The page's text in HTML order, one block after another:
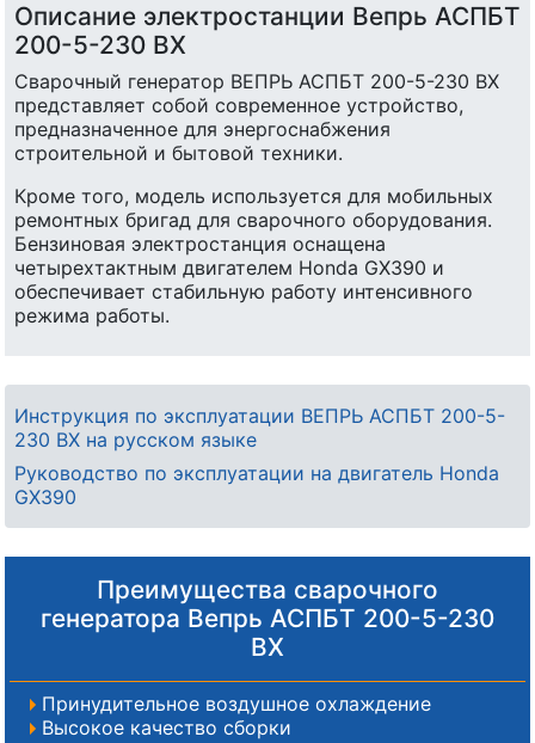
Описание электростанции Вепрь АСПБТ
200-5-230 ВХ
Сварочный генератор ВЕПРЬ АСПБТ 200-5-230 ВХ
представляет собой современное устройство,
предназначенное для энергоснабжения
строительной и бытовой техники.
Кроме того, модель используется для мобильных
ремонтных бригад для сварочного оборудования.
Бензиновая электростанция оснащена
четырехтактным двигателем Honda GX390 и
обеспечивает стабильную работу интенсивного
режима работы.
Инструкция по эксплуатации ВЕПРЬ АСПБТ 200-5-
230 ВХ на русском языке
Руководство по эксплуатации на двигатель Honda
GX390
Преимущества сварочного
генератора Вепрь АСПБТ 200-5-230
ВХ
Принудительное воздушное охлаждение
Высокое качество сборки